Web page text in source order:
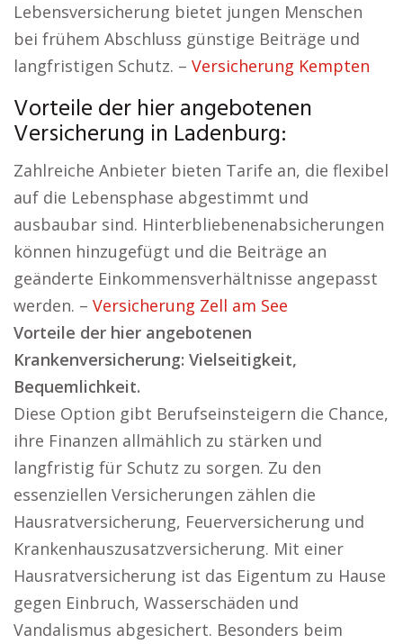
Lebensversicherung bietet jungen Menschen
bei frühem Abschluss günstige Beiträge und
langfristigen Schutz. – Versicherung Kempten
Vorteile der hier angebotenen
Versicherung in Ladenburg:
Zahlreiche Anbieter bieten Tarife an, die flexibel
auf die Lebensphase abgestimmt und
ausbaubar sind. Hinterbliebenenabsicherungen
können hinzugefügt und die Beiträge an
geänderte Einkommensverhältnisse angepasst
werden. – Versicherung Zell am See
Vorteile der hier angebotenen
Krankenversicherung: Vielseitigkeit,
Bequemlichkeit.
Diese Option gibt Berufseinsteigern die Chance,
ihre Finanzen allmählich zu stärken und
langfristig für Schutz zu sorgen. Zu den
essenziellen Versicherungen zählen die
Hausratversicherung, Feuerversicherung und
Krankenhauszusatzversicherung. Mit einer
Hausratversicherung ist das Eigentum zu Hause
gegen Einbruch, Wasserschäden und
Vandalismus abgesichert. Besonders beim